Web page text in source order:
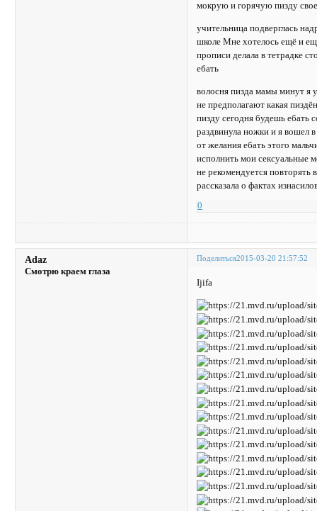
мокрую и горячую пизду
учительница подверглась
школе Мне хотелось ещё и
прописи делала в тетрадке
ебать
волосня пизда мамы минут я
не предполагают какая
пизду сегодня будешь ебать
раздвинула ножки и я вошел
от желания ебать этого
исполнить мои сексуальные
не рекомендуется
рассказала о фактах
0
Поделиться2015-03-20 21:57:52
Adaz
Смотрю краем глаза
Ijifa